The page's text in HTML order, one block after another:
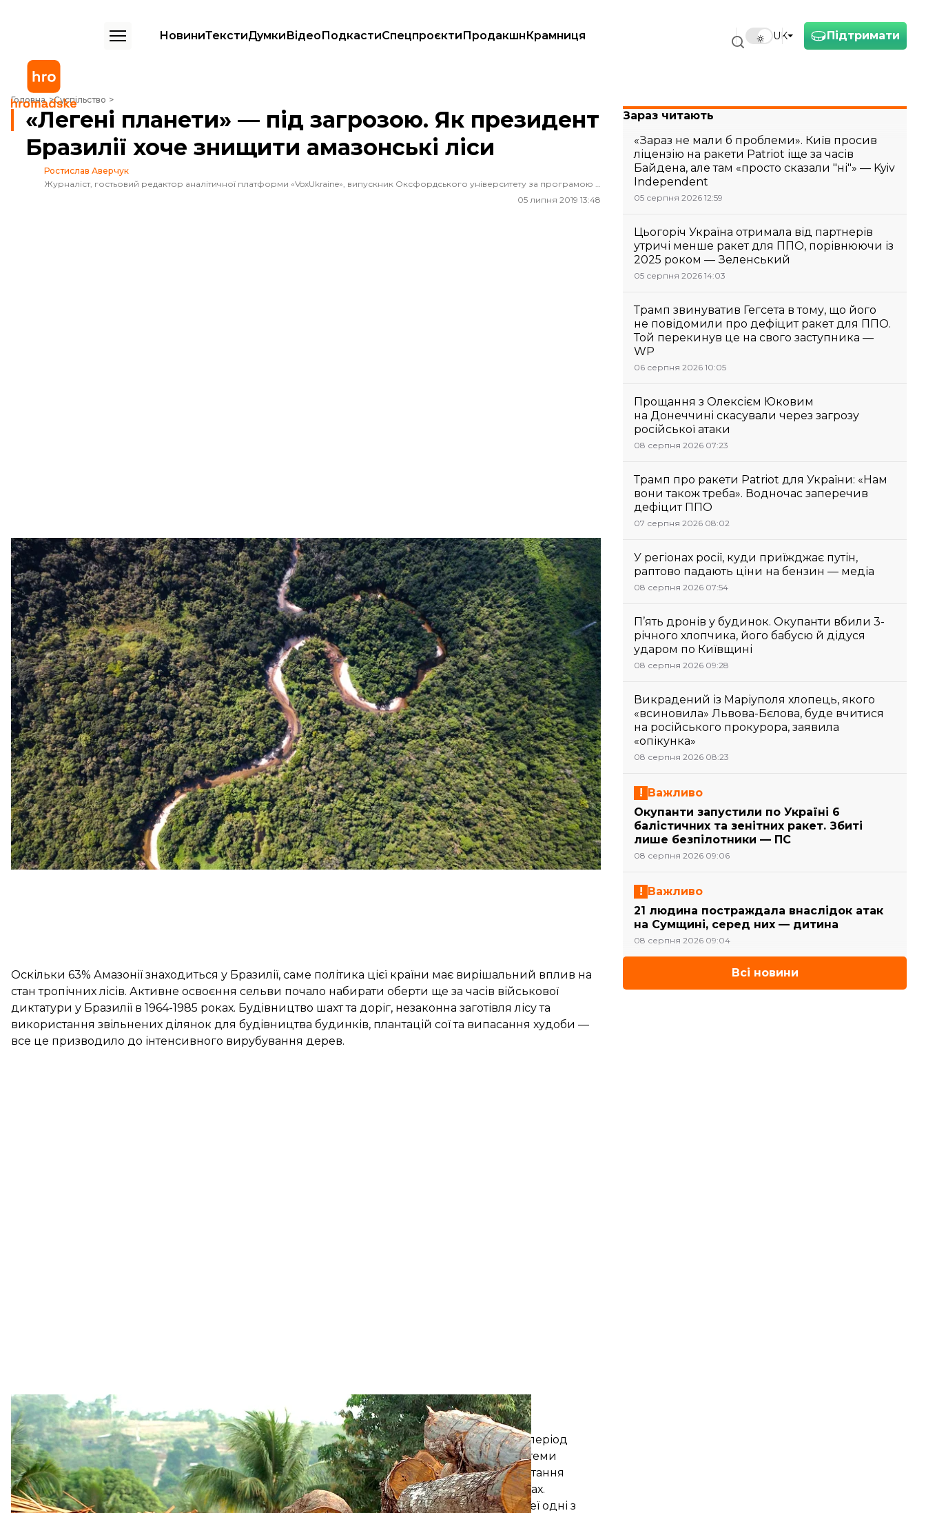
Підтримати
UK
НовиниТекстиДумкиВідеоПодкастиСпецпроєктиПродакшнКрамниця
Головна Суспільство
«Легені планети» — під загрозою. Як президент Бразилії хоче знищити амазонські ліси
«Легені планети» — під загрозою. Як президент
Бразилії хоче знищити амазонські ліси
Ростислав Аверчук
Журналіст, гостьовий редактор аналітичної платформи «VoxUkraine», випускник Оксфордського університету за програмою «Філософія, політика та економіка»
05 липня 2019 13:48
Вид на Амазонський тропічний ліс з літака, 6 листопада 2016 року
depositphotos/GUSTAVO FRAZAO
Бразилія, де розташовані «легені планети» — Амазонські ліси — ще донедавна була одним із лідерів
протидії змінам клімату. Та політика президента Жаїра Болсонару може зруйнувати всі попередні
здобутки. Міжнародні та бразильські науковці й активісти б'ють на сполох: нова влада Бразилії
загрожує лісам Амазонії та ставить під питання майбутнє боротьби зі змінами клімату. Наслідки може
відчути на собі вся планета.
Чому Амазонські ліси настільки важливі і що їм загрожує?
Амазонські ліси, або сельва, займають площу 5,5 мільйонів квадратних кілометрів і розкинулися на
території дев’яти країн. Вони є домом для 10% видів тварин та рослин планети і відіграють
надзвичайно важливу роль у регулюванні клімату. Ліси Амазонки є найбільшим природним
сховищем вуглекислого газу: ще донедавна вони щорокувбиралискільки діоксиду вуглецю,
скільки за рік виробляють усі автомобілі планети. Відповідно, коли ліс «вмирає» — накопичений
ним газ повертається в атмосферу, що пришвидшує зростання глобальної температури.
Оскільки 63% Амазонії знаходиться у Бразилії, саме політика цієї країни має вирішальний вплив на
стан тропічних лісів. Активне освоєння сельви почало набирати оберти ще за часів військової
диктатури у Бразилії в 1964-1985 роках. Будівництво шахт та доріг, незаконна заготівля лісу та
використання звільнених ділянок для будівництва будинків, плантацій сої та випасання худоби —
все це призводило до інтенсивного вирубування дерев.
Спиляний ліс на деревообробному заводі у Бразилії, 20 серпня 2005 року
EPA/MARCELO SAYAO
Проте на початку 2000-х років владі Бразилії вдалося сповільнити вирубування лісів. За період
2004-2012 років темпи знелісненнявпалина 80%. Допомогло створення ефективної системи
контролю та штрафів, значне розширення площі захищених від господарського використання
територій та відмова великих трейдерів від купівлі сої, вирощеної на знеліснених ділянках.
Бразилія донедавна була однією з найактивніших країн у боротьбі зі змінами клімату. У неї одні з
Зараз читають
«Зараз не мали б проблеми». Київ просив
ліцензію на ракети Patriot іще за часів
Байдена, але там «просто сказали "ні"» — Kyiv
Independent
05 серпня 2026 12:59
Цьогоріч Україна отримала від партнерів
утричі менше ракет для ППО, порівнюючи із
2025 роком — Зеленський
05 серпня 2026 14:03
Трамп звинуватив Гегсета в тому, що його
не повідомили про дефіцит ракет для ППО.
Той перекинув це на свого заступника —
WP
06 серпня 2026 10:05
Прощання з Олексієм Юковим
на Донеччині скасували через загрозу
російської атаки
08 серпня 2026 07:23
Трамп про ракети Patriot для України: «Нам
вони також треба». Водночас заперечив
дефіцит ППО
07 серпня 2026 08:02
У регіонах росії, куди приїжджає путін,
раптово падають ціни на бензин — медіа
08 серпня 2026 07:54
П’ять дронів у будинок. Окупанти вбили 3-
річного хлопчика, його бабусю й дідуся
ударом по Київщині
08 серпня 2026 09:28
Викрадений із Маріуполя хлопець, якого
«всиновила» Львова-Бєлова, буде вчитися
на російського прокурора, заявила
«опікунка»
08 серпня 2026 08:23
Важливо
Окупанти запустили по Україні 6
балістичних та зенітних ракет. Збиті
лише безпілотники — ПС
08 серпня 2026 09:06
Важливо
21 людина постраждала внаслідок атак
на Сумщині, серед них — дитина
08 серпня 2026 09:04
Всі новини